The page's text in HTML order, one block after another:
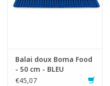
Balai doux Boma Food
- 50 cm - BLEU
€45,07